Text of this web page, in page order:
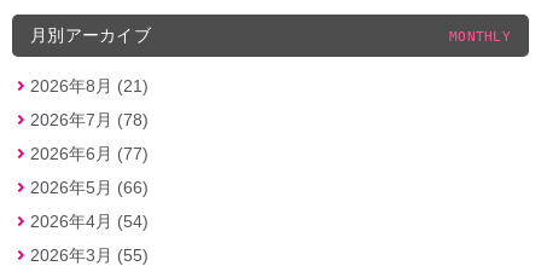
月別アーカイブ MONTHLY
2026年8月 (21)
2026年7月 (78)
2026年6月 (77)
2026年5月 (66)
2026年4月 (54)
2026年3月 (55)